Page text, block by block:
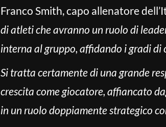
Franco Smith, capo allenatore
di atleti che avranno un ruolo di
interna al gruppo, affidando i gradi di
Si tratta certamente di una grande
crescita come giocatore, affiancato
in un ruolo doppiamente strategico